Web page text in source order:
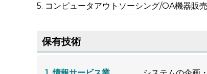
コンピュータアウトソーシング/OA機器販
保有技術